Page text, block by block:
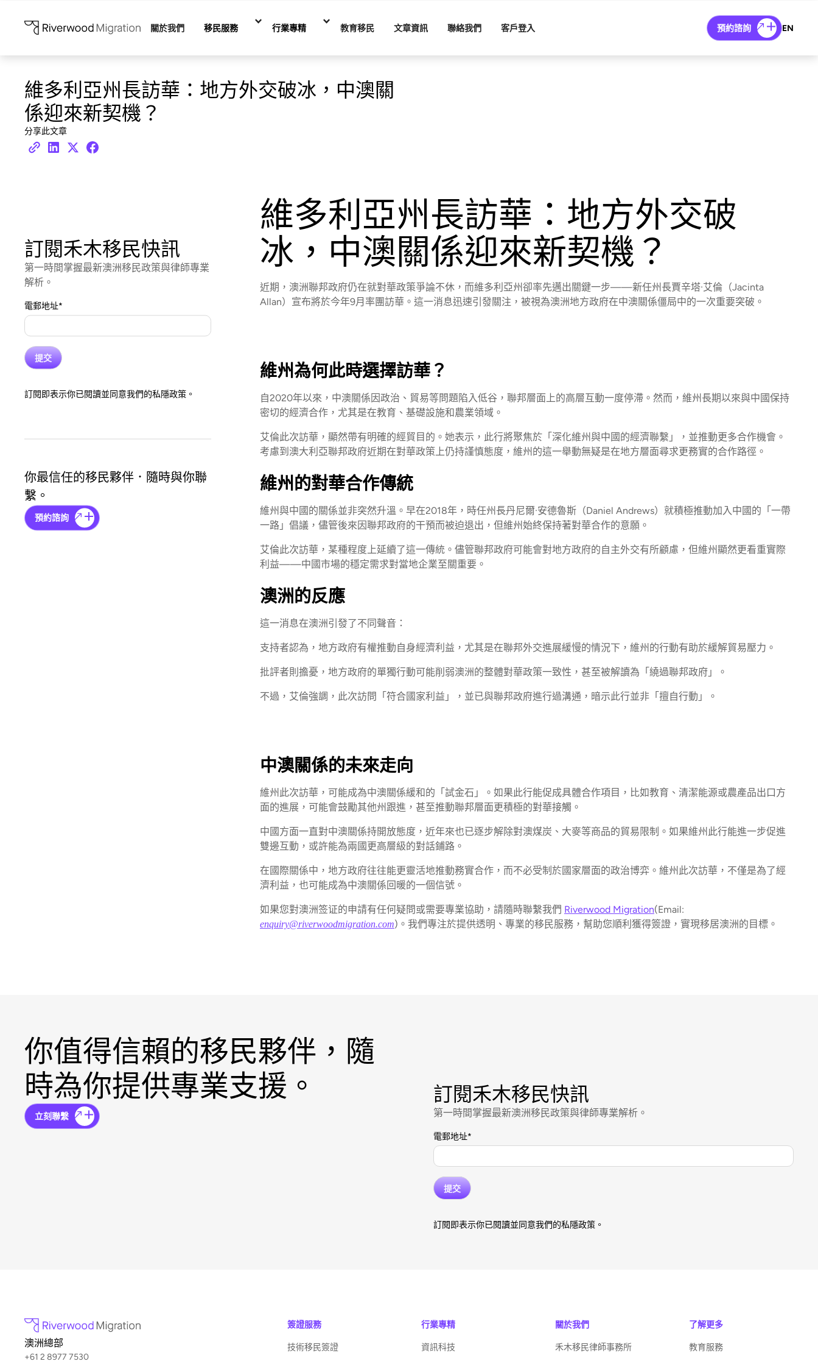
關於我們 移民服務 行業專精 教育移民 文章資訊 聯絡我們 客戶登入 預約諮詢 EN
維多利亞州長訪華：地方外交破冰，中澳關
係迎來新契機？
分享此文章
訂閱禾木移民快訊
第一時間掌握最新澳洲移民政策與律師專業
解析。
電郵地址*
訂閱即表示你已閱讀並同意我們的私隱政策。
你最信任的移民夥伴．隨時與你聯
繫。
預約諮詢
維多利亞州長訪華：地方外交破
冰，中澳關係迎來新契機？
近期，澳洲聯邦政府仍在就對華政策爭論不休，而維多利亞州卻率先邁出關鍵一步——新任州長賈辛塔·艾倫（Jacinta
Allan）宣布將於今年9月率團訪華。這一消息迅速引發關注，被視為澳洲地方政府在中澳關係僵局中的一次重要突破。
維州為何此時選擇訪華？
自2020年以來，中澳關係因政治、貿易等問題陷入低谷，聯邦層面上的高層互動一度停滯。然而，維州長期以來與中國保持
密切的經濟合作，尤其是在教育、基礎設施和農業領域。
艾倫此次訪華，顯然帶有明確的經貿目的。她表示，此行將聚焦於「深化維州與中國的經濟聯繫」，並推動更多合作機會。
考慮到澳大利亞聯邦政府近期在對華政策上仍持謹慎態度，維州的這一舉動無疑是在地方層面尋求更務實的合作路徑。
維州的對華合作傳統
維州與中國的關係並非突然升溫。早在2018年，時任州長丹尼爾·安德魯斯（Daniel Andrews）就積極推動加入中國的「一帶
一路」倡議，儘管後來因聯邦政府的干預而被迫退出，但維州始終保持著對華合作的意願。
艾倫此次訪華，某種程度上延續了這一傳統。儘管聯邦政府可能會對地方政府的自主外交有所顧慮，但維州顯然更看重實際
利益——中國市場的穩定需求對當地企業至關重要。
澳洲的反應
這一消息在澳洲引發了不同聲音：
支持者認為，地方政府有權推動自身經濟利益，尤其是在聯邦外交進展緩慢的情況下，維州的行動有助於緩解貿易壓力。
批評者則擔憂，地方政府的單獨行動可能削弱澳洲的整體對華政策一致性，甚至被解讀為「繞過聯邦政府」。
不過，艾倫強調，此次訪問「符合國家利益」，並已與聯邦政府進行過溝通，暗示此行並非「擅自行動」。
中澳關係的未來走向
維州此次訪華，可能成為中澳關係緩和的「試金石」。如果此行能促成具體合作項目，比如教育、清潔能源或農產品出口方
面的進展，可能會鼓勵其他州跟進，甚至推動聯邦層面更積極的對華接觸。
中國方面一直對中澳關係持開放態度，近年來也已逐步解除對澳煤炭、大麥等商品的貿易限制。如果維州此行能進一步促進
雙邊互動，或許能為兩國更高層級的對話鋪路。
在國際關係中，地方政府往往能更靈活地推動務實合作，而不必受制於國家層面的政治博弈。維州此次訪華，不僅是為了經
濟利益，也可能成為中澳關係回暖的一個信號。
如果您對澳洲签证的申請有任何疑問或需要專業協助，請隨時聯繫我們 Riverwood Migration(Email:
enquiry@riverwoodmigration.com)。我們專注於提供透明、專業的移民服務，幫助您順利獲得簽證，實現移居澳洲的目標。
你值得信賴的移民夥伴，隨
時為你提供專業支援。
立刻聯繫
訂閱禾木移民快訊
第一時間掌握最新澳洲移民政策與律師專業解析。
電郵地址*
訂閱即表示你已閱讀並同意我們的私隱政策。
澳洲總部
+61 2 8977 7530
簽證服務
技術移民簽證
行業專精
資訊科技
關於我們
禾木移民律師事務所
了解更多
教育服務